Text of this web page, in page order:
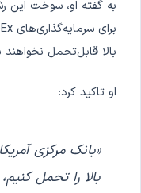
بالا قابل‌تحمل نخواهند
او تاکید کرد:
«بانک مرکزی
بالا را تحمل